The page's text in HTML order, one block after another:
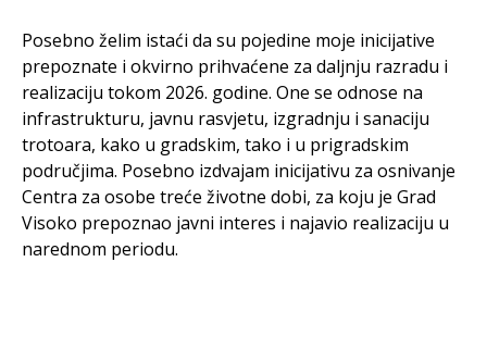
Posebno želim istaći da su pojedine moje inicijative
prepoznate i okvirno prihvaćene za daljnju razradu i
realizaciju tokom 2026. godine. One se odnose na
infrastrukturu, javnu rasvjetu, izgradnju i sanaciju
trotoara, kako u gradskim, tako i u prigradskim
područjima. Posebno izdvajam inicijativu za osnivanje
Centra za osobe treće životne dobi, za koju je Grad
Visoko prepoznao javni interes i najavio realizaciju u
narednom periodu.